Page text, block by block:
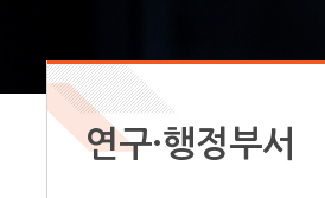
연구·행정부서